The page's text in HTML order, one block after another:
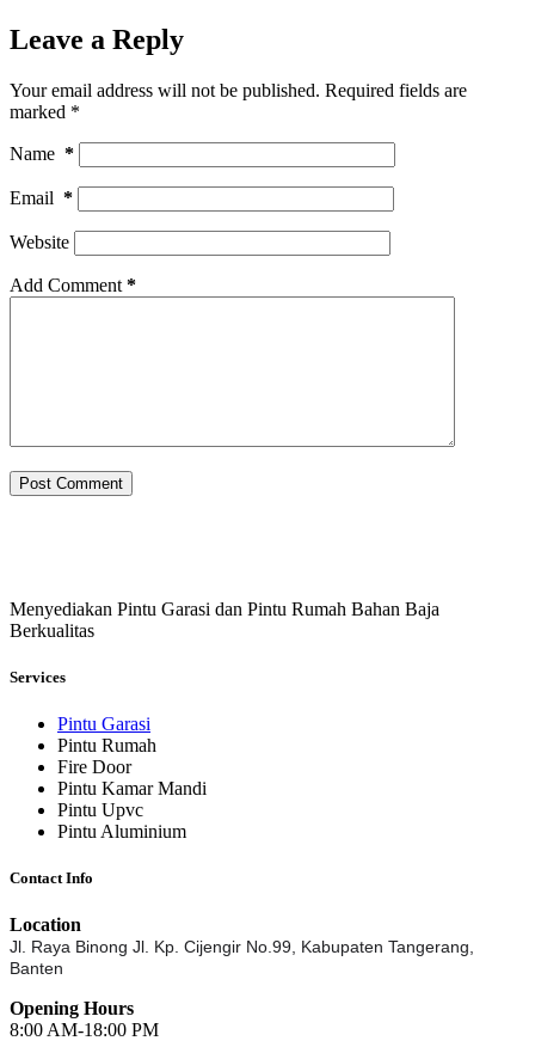
Leave a Reply
Your email address will not be published. Required fields are
marked *
Name *
Email *
Website
Add Comment *
Post Comment
Menyediakan Pintu Garasi dan Pintu Rumah Bahan Baja
Berkualitas
Services
Pintu Garasi
Pintu Rumah
Fire Door
Pintu Kamar Mandi
Pintu Upvc
Pintu Aluminium
Contact Info
Location
Jl. Raya Binong Jl. Kp. Cijengir No.99, Kabupaten Tangerang,
Banten
Opening Hours
8:00 AM-18:00 PM